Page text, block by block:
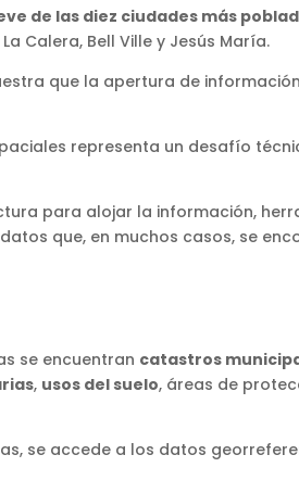
de las diez ciudades más
Calera, Bell Ville y Jesús María.
que la apertura de
representa un desafío
para alojar la información,
que, en muchos casos, se
se encuentran catastros
, usos del suelo, áreas de
se accede a los datos